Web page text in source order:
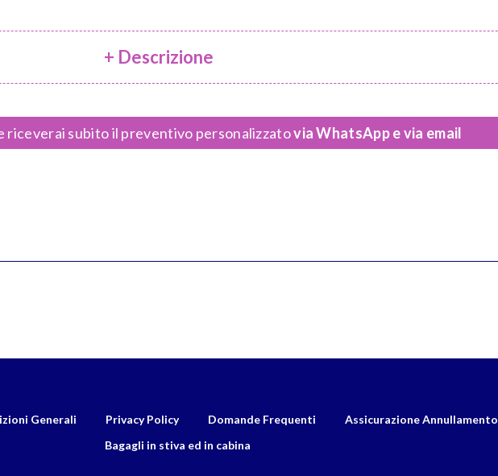
+ Descrizione
riceverai subito il preventivo personalizzatovia WhatsApp e via email
Generali Privacy Policy Domande Frequenti
Assicurazione Annullamento
Bagagli in stiva ed in cabina